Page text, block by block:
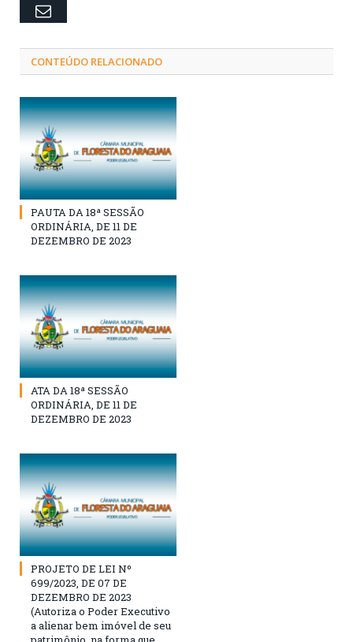
Email
CONTEÚDO RELACIONADO
PAUTA DA 18ª SESSÃO
ORDINÁRIA, DE 11 DE
DEZEMBRO DE 2023
ATA DA 18ª SESSÃO
ORDINÁRIA, DE 11 DE
DEZEMBRO DE 2023
PROJETO DE LEI Nº
699/2023, DE 07 DE
DEZEMBRO DE 2023
(Autoriza o Poder Executivo
a alienar bem imóvel de seu